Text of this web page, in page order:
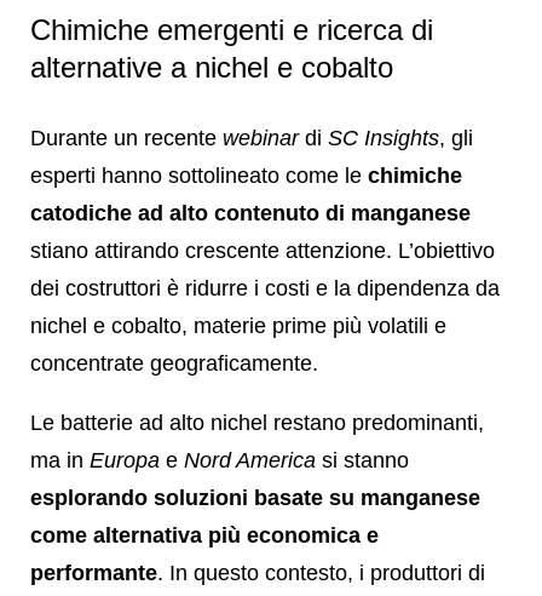
Chimiche emergenti e ricerca di
alternative a nichel e cobalto
Durante un recente webinar di SC Insights, gli
esperti hanno sottolineato come le chimiche
catodiche ad alto contenuto di manganese
stiano attirando crescente attenzione. L’obiettivo
dei costruttori è ridurre i costi e la dipendenza da
nichel e cobalto, materie prime più volatili e
concentrate geograficamente.
Le batterie ad alto nichel restano predominanti,
ma in Europa e Nord America si stanno
esplorando soluzioni basate su manganese
come alternativa più economica e
performante. In questo contesto, i produttori di